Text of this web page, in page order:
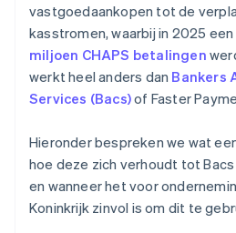
vastgoedaankopen tot de
kasstromen, waarbij in 2025
miljoen CHAPS betalingen
werkt heel anders dan Bankers
Services (Bacs)of Faster
Hieronder bespreken we wat
hoe deze zich verhoudt tot
en wanneer het voor
Koninkrijk zinvol is om dit te